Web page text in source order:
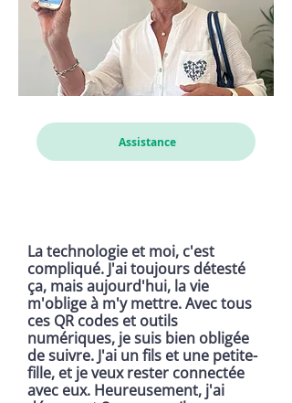
Assistance
La technologie et moi, c'est
compliqué. J'ai toujours détesté
ça, mais aujourd'hui, la vie
m'oblige à m'y mettre. Avec tous
ces QR codes et outils
numériques, je suis bien obligée
de suivre. J'ai un fils et une petite-
fille, et je veux rester connectée
avec eux. Heureusement, j'ai